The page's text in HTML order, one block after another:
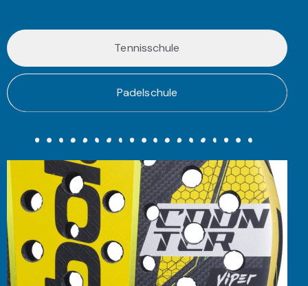
Tennisschule
Padelschule